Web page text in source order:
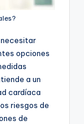
necesitar
opciones
a un
cardíaca
riesgos de
de